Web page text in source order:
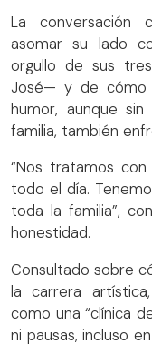
La conversación
asomar su lado
orgullo de sus
José— y de cómo
humor, aunque
familia, también
“Nos tratamos
todo el día.
toda la familia”,
honestidad.
Consultado sobre
la carrera
como una “clínica
ni pausas, incluso